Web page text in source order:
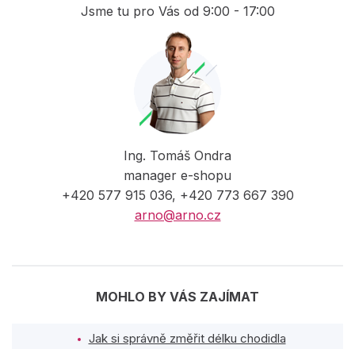
Jsme tu pro Vás od 9:00 - 17:00
Ing. Tomáš Ondra
manager e-shopu
+420 577 915 036, +420 773 667 390
arno@arno.cz
MOHLO BY VÁS ZAJÍMAT
Jak si správně změřit délku chodidla